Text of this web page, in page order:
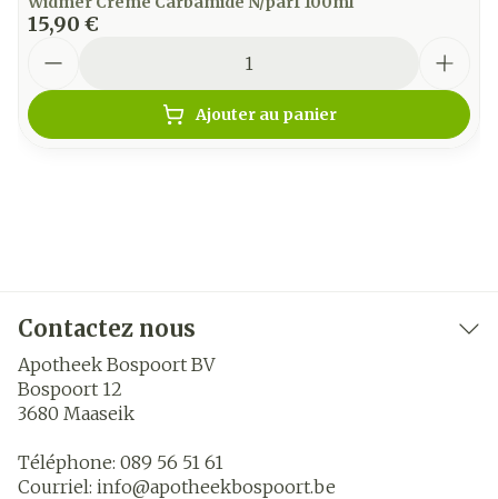
15,90 €
Ajouter au panier
Contactez nous
Apotheek Bospoort BV
Bospoort 12
3680 Maaseik
Téléphone: 089 56 51 61
Courriel: info@apotheekbospoort.be